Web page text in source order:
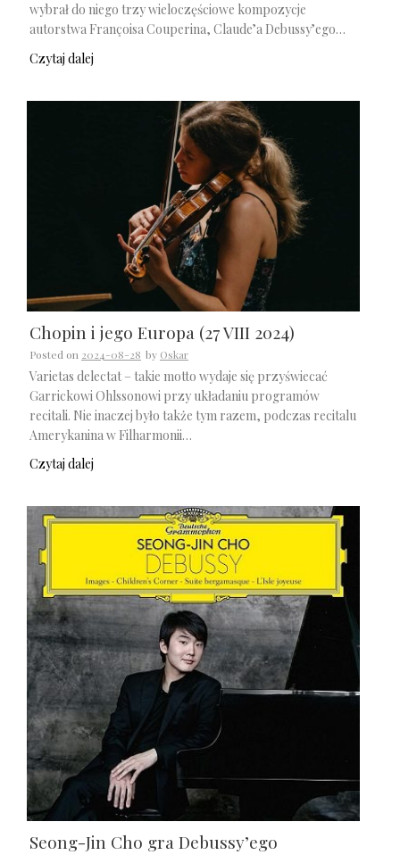
wybrał do niego trzy wieloczęściowe kompozycje
autorstwa Françoisa Couperina, Claude’a Debussy’ego…
Czytaj dalej
Chopin i jego Europa (27 VIII 2024)
Posted on 2024-08-28 by Oskar
Varietas delectat – takie motto wydaje się przyświecać
Garrickowi Ohlssonowi przy układaniu programów
recitali. Nie inaczej było także tym razem, podczas recitalu
Amerykanina w Filharmonii…
Czytaj dalej
Seong-Jin Cho gra Debussy’ego